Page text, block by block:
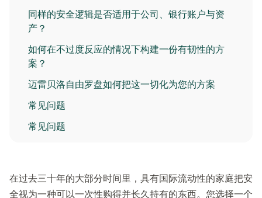
同样的安全逻辑是否适用于公司、银行账户与资
产？
如何在不过度反应的情况下构建一份有韧性的方
案？
迈雷贝洛自由罗盘如何把这一切化为您的方案
常见问题
常见问题
在过去三十年的大部分时间里，具有国际流动性的家庭把安
全视为一种可以一次性购得并长久持有的东西。您选择一个